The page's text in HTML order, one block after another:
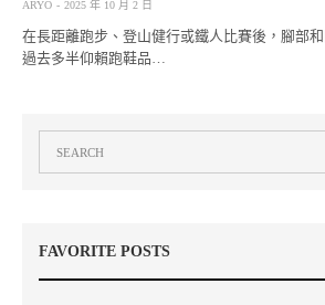
ARYO 2025 年 10 月 2 日
在長距離跑步、登山健行或鐵人比賽後，腳部
過去多半仰賴跑鞋品…
FAVORITE POSTS